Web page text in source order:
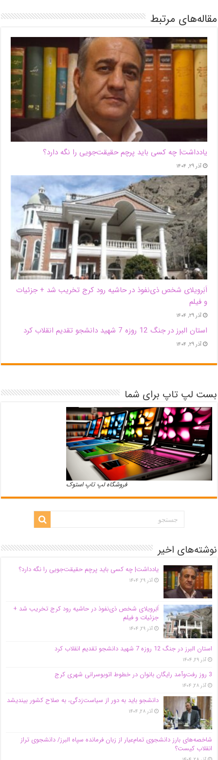
مقاله‌های مرتبط
یادداشت| ‌چه کسی باید پرچم حقیقت‌جویی را نگه دارد؟
آذر ۲۹, ۱۴۰۴
اَبَر‌ویلای شخص ذی‌نفوذ در حاشیه‌ رود کرج تخریب شد + جزئیات
و فیلم
آذر ۲۹, ۱۴۰۴
استان البرز در جنگ 12 روزه 7 شهید دانشجو تقدیم انقلاب کرد
آذر ۲۹, ۱۴۰۴
بست لپ تاپ برای شما
فروشگاه لپ تاپ استوک
نوشته‌های اخیر
یادداشت| ‌چه کسی باید پرچم حقیقت‌جویی را نگه دارد؟
آذر ۲۹, ۱۴۰۴
اَبَر‌ویلای شخص ذی‌نفوذ در حاشیه‌ رود کرج تخریب شد +
جزئیات و فیلم
آذر ۲۹, ۱۴۰۴
استان البرز در جنگ 12 روزه 7 شهید دانشجو تقدیم انقلاب کرد
آذر ۲۹, ۱۴۰۴
3 روز رفت‌وآمد رایگان بانوان در خطوط اتوبوسرانی شهری کرج
آذر ۲۸, ۱۴۰۴
دانشجو باید به دور از سیاست‌زدگی، به صلاح کشور بیندیشد
آذر ۲۸, ۱۴۰۴
شاخصه‌های بارز دانشجوی تمام‌عیار از زبان فرمانده سپاه البرز/ دانشجوی تراز
انقلاب کیست؟